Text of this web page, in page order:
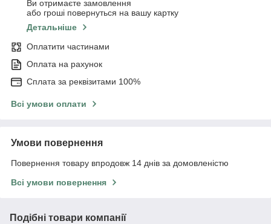
Ви отримаєте замовлення
або гроші повернуться на вашу картку
Детальніше
Оплатити частинами
Оплата на рахунок
Сплата за реквізитами 100%
Всі умови оплати
Умови повернення
Повернення товару впродовж 14 днів за домовленістю
Всі умови повернення
Подібні товари компанії